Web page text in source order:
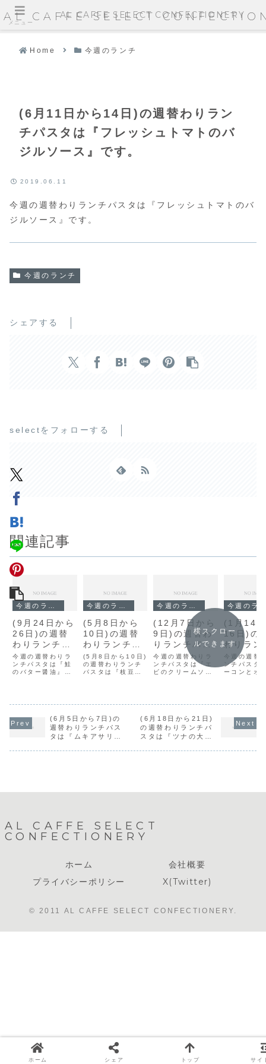
AL CAFFE SELECT
Home 今週のランチ
(6月11日から14日)の週替わりラン
チパスタは『フレッシュトマトのバ
ジルソース』です。
2019.06.11
今週の週替わりランチパスタは『フレッシュトマトのバ
ジルソース』です。
今週のランチ
シェアする
selectをフォローする
関連記事
(9月24日から
26日)の週替
わりランチパ
スタは『鮭の
バター醤油』
です。
今週の週替わりラ
ンチパスタは『鮭
のバター醤油』で
(5月8日から
10日)の週替
わりランチパ
スタは『枝豆
とフレッシュ
トマトのバジ
(5月8日から10日)
の週替わりランチ
パスタは『枝豆と
(12月7日から
9日)の週替わ
りランチパス
タは『エビの
クリームソー
ス』です。
今週の週替わりラ
ンチパスタは『エ
ビのクリームソー
(1月14
16日)の
わりラン
スタは『
コンとオ
ブのバ
今週の週替
ンチパスタ
ーコンとオ
横スクロー
ルできます
(6月5日から7日)の
週替わりランチパス
タは『ムキアサリの
(6月18日から21日)
の週替わりランチパ
スタは『ツナの大根
AL CAFFE SELECT
CONFECTIONERY
ホーム
会社概要
プライバシーポリシー
X(Twitter)
© 2011 AL CAFFE SELECT CONFECTIONERY.
メニュー
AL CAFFE SELECT CONFECTIONERY
ホーム シェア トップ サイ